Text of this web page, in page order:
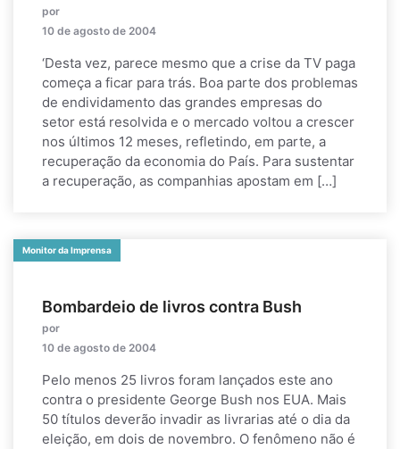
por
10 de agosto de 2004
‘Desta vez, parece mesmo que a crise da TV paga
começa a ficar para trás. Boa parte dos problemas
de endividamento das grandes empresas do
setor está resolvida e o mercado voltou a crescer
nos últimos 12 meses, refletindo, em parte, a
recuperação da economia do País. Para sustentar
a recuperação, as companhias apostam em […]
Monitor da Imprensa
Bombardeio de livros contra Bush
por
10 de agosto de 2004
Pelo menos 25 livros foram lançados este ano
contra o presidente George Bush nos EUA. Mais
50 títulos deverão invadir as livrarias até o dia da
eleição, em dois de novembro. O fenômeno não é